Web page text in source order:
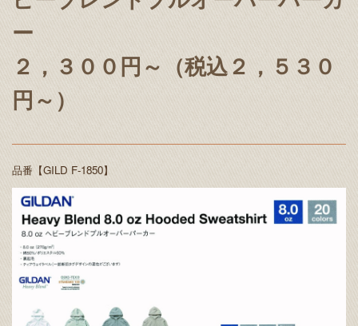
ー
２，３００円～（税込２，５３０
円～）
品番【GILD F-1850】